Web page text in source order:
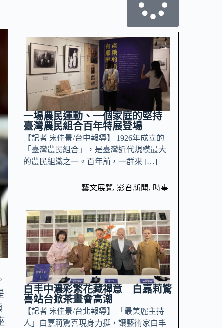
一場農民運動、一個家庭的堅持
臺灣農民組合百年特展登場
【記者 宋佳景/台中報導】 1926年成立的
「臺灣農民組合」，是臺灣近代規模最大
的農民組織之一。百年前，一群來 […]
藝文展覽, 影音新聞, 時事
白丰中濃彩繁花藏禪意 白嘉莉驚
喜站台掀茶畫會高潮
【記者 宋佳景/台北報導】 「最美麗主持
人」白嘉莉驚喜現身力挺，讓藝術家白丰